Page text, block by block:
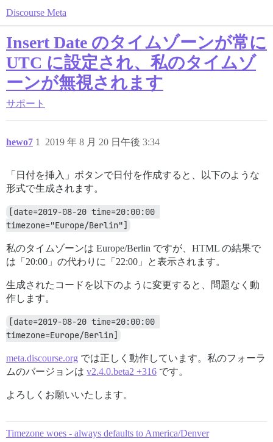
Discourse Meta
Insert Date のタイムゾーンが常に
UTC に設定され、私のタイムゾ
ーンが無視されます
サポート
hewo7 2019 年 8 月 20 日午後 3:34
1
「日付を挿入」ボタンで日付を作成すると、以下のような
形式で生成されます。
[date=2019-08-20 time=20:00:00
timezone="Europe/Berlin"]
私のタイムゾーンは Europe/Berlin ですが、HTML の結果で
は「20:00」の代わりに「22:00」と表示されます。
生成されたコードを以下のように変更すると、問題なく動
作します。
[date=2019-08-20 time=20:00:00
timezone=Europe/Berlin]
meta.discourse.org では正しく動作しています。私のフォーラ
ムのバージョンは v2.4.0.beta2 +316 です。
よろしくお願いいたします。
Timezone woes - always defaults to America/Denver